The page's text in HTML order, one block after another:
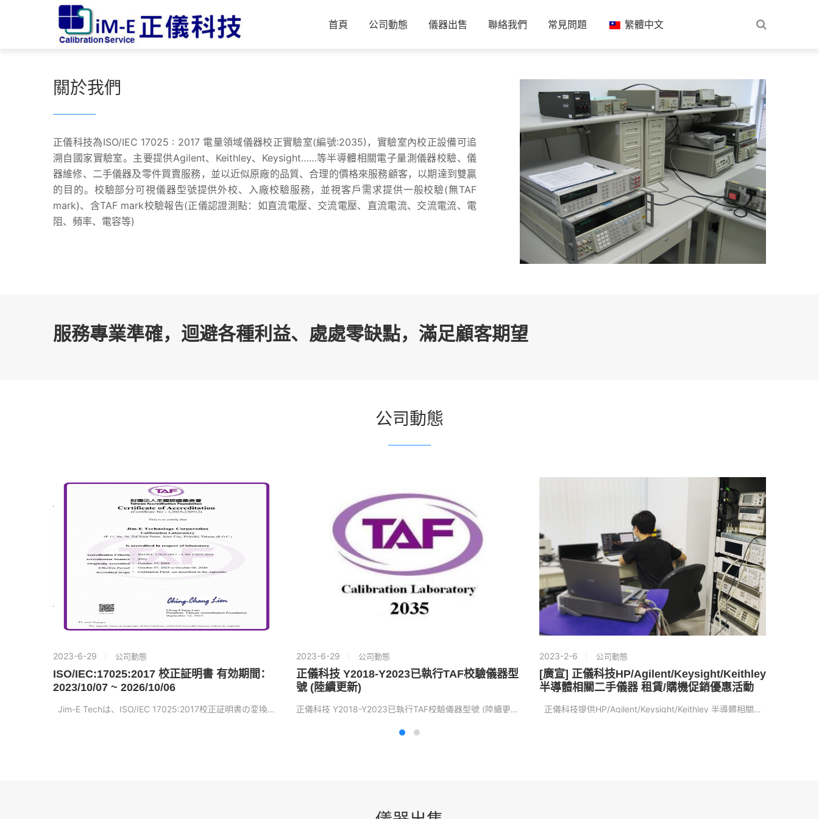
首頁 公司動態 儀器出售 聯絡我們 常見問題 繁體中文
關於我們
正儀科技為ISO/IEC 17025 : 2017 電量領域儀器校正實驗室(編號:2035)，實驗室內校正設備可追
溯自國家實驗室。主要提供Agilent、Keithley、Keysight……等半導體相關電子量測儀器校驗、儀
器維修、二手儀器及零件買賣服務，並以近似原廠的品質、合理的價格來服務顧客，以期達到雙贏
的目的。校驗部分可視儀器型號提供外校、入廠校驗服務，並視客戶需求提供一般校驗(無TAF
mark)、含TAF mark校驗報告(正儀認證測點：如直流電壓、交流電壓、直流電流、交流電流、電
阻、頻率、電容等)
服務專業準確，迴避各種利益、處處零缺點，滿足顧客期望
公司動態
2023-6-29 公司動態
ISO/IEC:17025:2017 校正証明書 有効期間：
2023/10/07 ~ 2026/10/06
Jim-E Techは、ISO/IEC 17025:2017校正証明書の変換、新規認証...
2023-6-29 公司動態
正儀科技 Y2018-Y2023已執行TAF校驗儀器型
號 (陸續更新)
正儀科技 Y2018-Y2023已執行TAF校驗儀器型號 (陸續更新) 詳見連結列表檔案： Y201...
2023-2-6 公司動態
[廣宣] 正儀科技HP/Agilent/Keysight/Keithley
半導體相關二手儀器 租賃/購機促銷優惠活動
正儀科技提供HP/Agilent/Keysight/Keithley 半導體相關二手儀...